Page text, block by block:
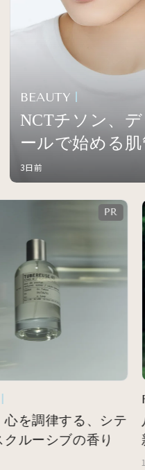
BEAUTY
NCTチソン、
ールで始める肌
3日前
調律する、シテ
ルーシブの香り
1